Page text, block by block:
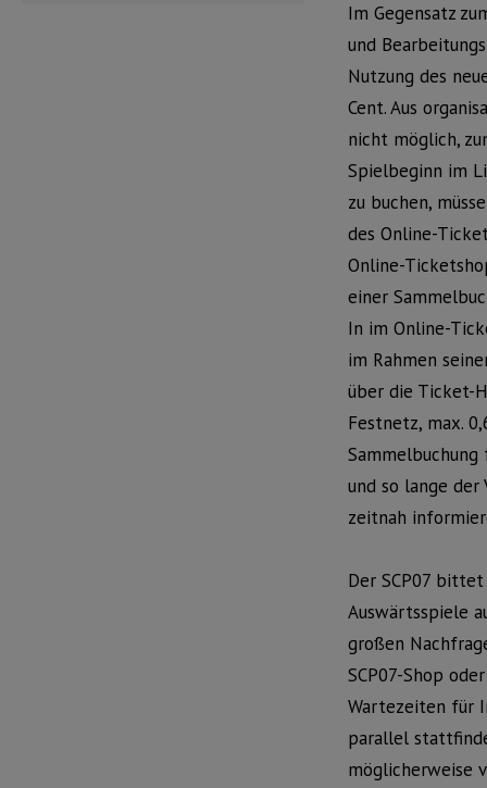
Im Gegensatz
und
Nutzung des
Cent. Aus
nicht möglich,
Spielbeginn im
zu buchen,
des Online-
Online-
einer
In im Online-
im Rahmen
über die Ticket-
Festnetz, max.
und so lange
zeitnah
Der SCP07
Auswärtsspiele
großen
SCP07-Shop
Wartezeiten für
parallel
möglicherweise